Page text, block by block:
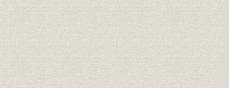
経営;サービス
東京電話番号案内局発足時の状
況
昭和37年
電話 公衆電話数の推移
昭和32年
年度(1962